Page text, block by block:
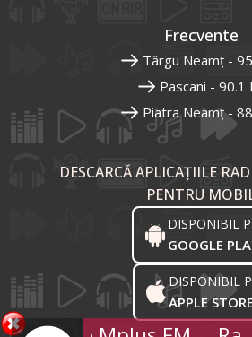
Frecvente
Târgu Neamț -
Pascani - 90.1
Piatra Neamț -
DESCARCĂ APLICAȚIILE
PENTRU
DISPONIBIL
GOOGLE
DISPONIBIL
APPLE STORE